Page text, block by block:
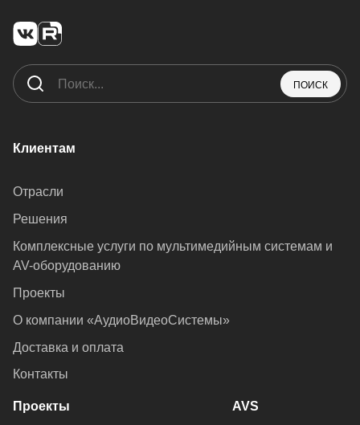
ПОИСК
Клиентам
Отрасли
Решения
Комплексные услуги по мультимедийным системам и
AV-оборудованию
Проекты
О компании «АудиоВидеоСистемы»
Доставка и оплата
Контакты
Проекты AVS